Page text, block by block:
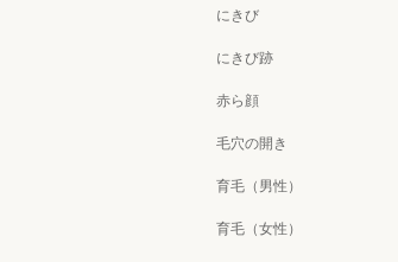
にきび
にきび跡
赤ら顔
毛穴の開き
育毛（男性）
育毛（女性）